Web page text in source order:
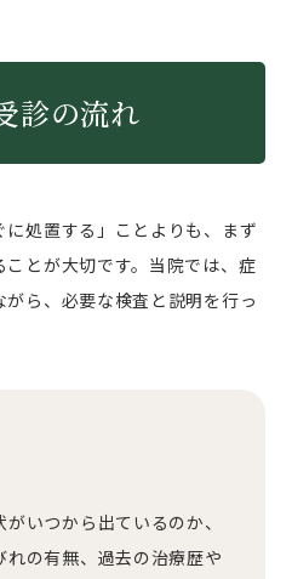
診の流れ
処置する」ことよりも、まず
とが大切です。当院では、症
ら、必要な検査と説明を行っ
いつから出ているのか、
の有無、過去の治療歴や